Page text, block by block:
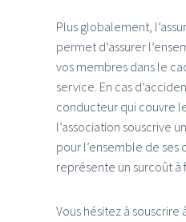
Plus globalement,
permet d’assurer
vos membres dans le
service. En cas
conducteur qui couvre
l’association souscrive
pour l’ensemble de ses
représente un surcoût à
Vous hésitez à